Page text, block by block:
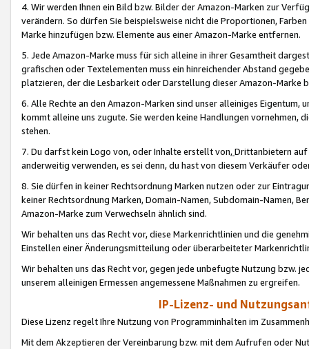
4. Wir werden Ihnen ein Bild bzw. Bilder der Amazon-Marken zur
verändern. So dürfen Sie beispielsweise nicht die Proportionen,
Marke hinzufügen bzw. Elemente aus einer Amazon-Marke entfernen.
5. Jede Amazon-Marke muss für sich alleine in ihrer Gesamtheit
grafischen oder Textelementen muss ein hinreichender Abstand
platzieren, der die Lesbarkeit oder Darstellung dieser Amazon-Marke
6. Alle Rechte an den Amazon-Marken sind unser alleiniges
kommt alleine uns zugute. Sie werden keine Handlungen vornehmen,
stehen.
7. Du darfst kein Logo von, oder Inhalte erstellt von,Drittanbietern auf
anderweitig verwenden, es sei denn, du hast von diesem Verkäufer
8. Sie dürfen in keiner Rechtsordnung Marken nutzen oder zur
keiner Rechtsordnung Marken, Domain-Namen, Subdomain-Namen,
Amazon-Marke zum Verwechseln ähnlich sind.
Wir behalten uns das Recht vor, diese Markenrichtlinien und die
Einstellen einer Änderungsmitteilung oder überarbeiteter
Wir behalten uns das Recht vor, gegen jede unbefugte Nutzung bzw.
unserem alleinigen Ermessen angemessene Maßnahmen zu ergreifen.
IP-Lizenz- und
Diese Lizenz regelt Ihre Nutzung von Programminhalten im
Mit dem Akzeptieren der Vereinbarung bzw. mit dem Aufrufen oder